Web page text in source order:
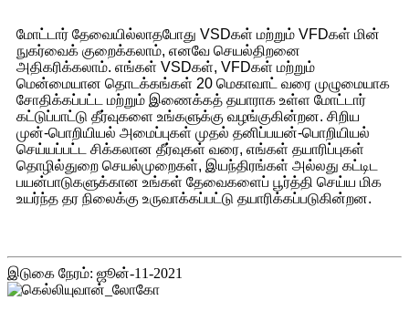
மோட்டார் தேவையில்லாதபோது VSDகள் மற்றும் VFDகள் மின்
நுகர்வைக் குறைக்கலாம், எனவே செயல்திறனை
அதிகரிக்கலாம். எங்கள் VSDகள், VFDகள் மற்றும்
மென்மையான தொடக்கங்கள் 20 மெகாவாட் வரை முழுமையாக
சோதிக்கப்பட்ட மற்றும் இணைக்கத் தயாராக உள்ள மோட்டார்
கட்டுப்பாட்டு தீர்வுகளை உங்களுக்கு வழங்குகின்றன. சிறிய
முன்-பொறியியல் அமைப்புகள் முதல் தனிப்பயன்-பொறியியல்
செய்யப்பட்ட சிக்கலான தீர்வுகள் வரை, எங்கள் தயாரிப்புகள்
தொழில்துறை செயல்முறைகள், இயந்திரங்கள் அல்லது கட்டிட
பயன்பாடுகளுக்கான உங்கள் தேவைகளைப் பூர்த்தி செய்ய மிக
உயர்ந்த தர நிலைக்கு உருவாக்கப்பட்டு தயாரிக்கப்படுகின்றன.
இடுகை நேரம்: ஜூன்-11-2021